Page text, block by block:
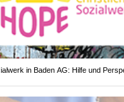
in Baden AG: Hilfe und